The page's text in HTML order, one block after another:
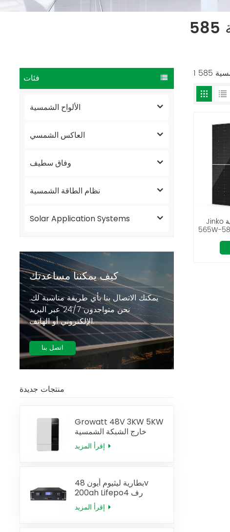
فئات
الألواح الشمسية
العاكس الشمسي
وفاق سطيف
نظام الطاقة الشمسية
Solar Application Systems
كيف يمكننا مساعدتك
يمكنك الاتصال بنا بأي طريقة مناسبة لك.
نحن متواجدون 24/7 عبر البريد
الإلكتروني أو الهاتف.
اتصل بنا
منتجات جديدة
Growatt 48V 3KW 5KW
خارج الشبكة الشمسية
العاكس
بطارية ليثيوم أيون 48v
200ah Lifepo4 رف
البطارية
Jinko سعر الألواح الشمسية
565W-585W N- نوع مونو بيرك